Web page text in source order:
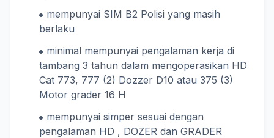
mempunyai SIM B2 Polisi yang masih
berlaku
minimal mempunyai pengalaman kerja di
tambang 3 tahun dalam mengoperasikan HD
Cat 773, 777 (2) Dozzer D10 atau 375 (3)
Motor grader 16 H
mempunyai simper sesuai dengan
pengalaman HD , DOZER dan GRADER